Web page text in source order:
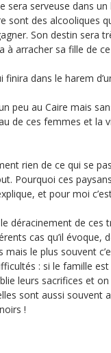
sera serveuse dans
sont des alcooliques
Son destin sera
à arracher sa fille de
dans le harem
peu au Caire mais
de ces femmes et la
rien de ce qui se
Pourquoi ces
et pour moi
déracinement de
cas qu’il évoque,
le plus souvent
: si le famille
leurs sacrifices et on
sont aussi souvent
!